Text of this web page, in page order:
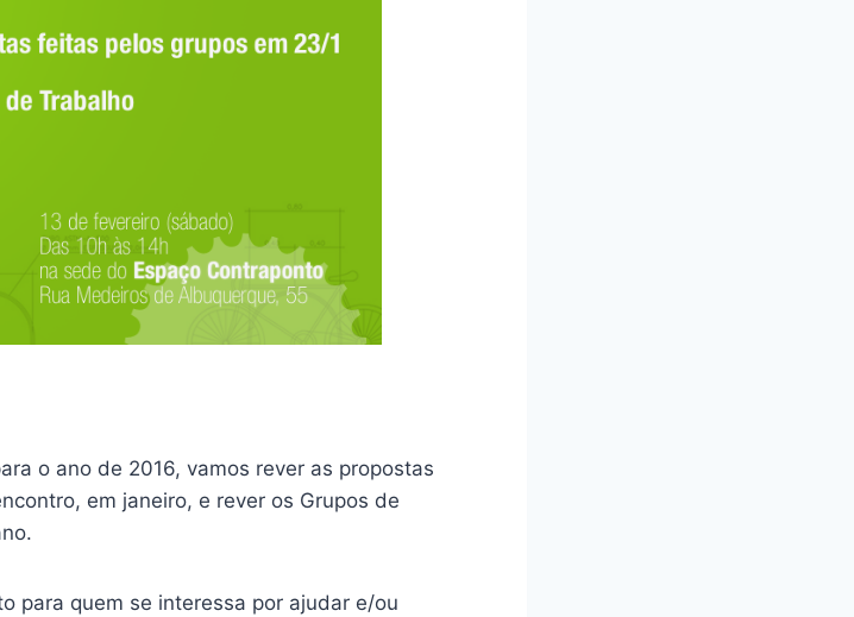
o ano de 2016, vamos rever as propostas
em janeiro, e rever os Grupos de
para quem se interessa por ajudar e/ou